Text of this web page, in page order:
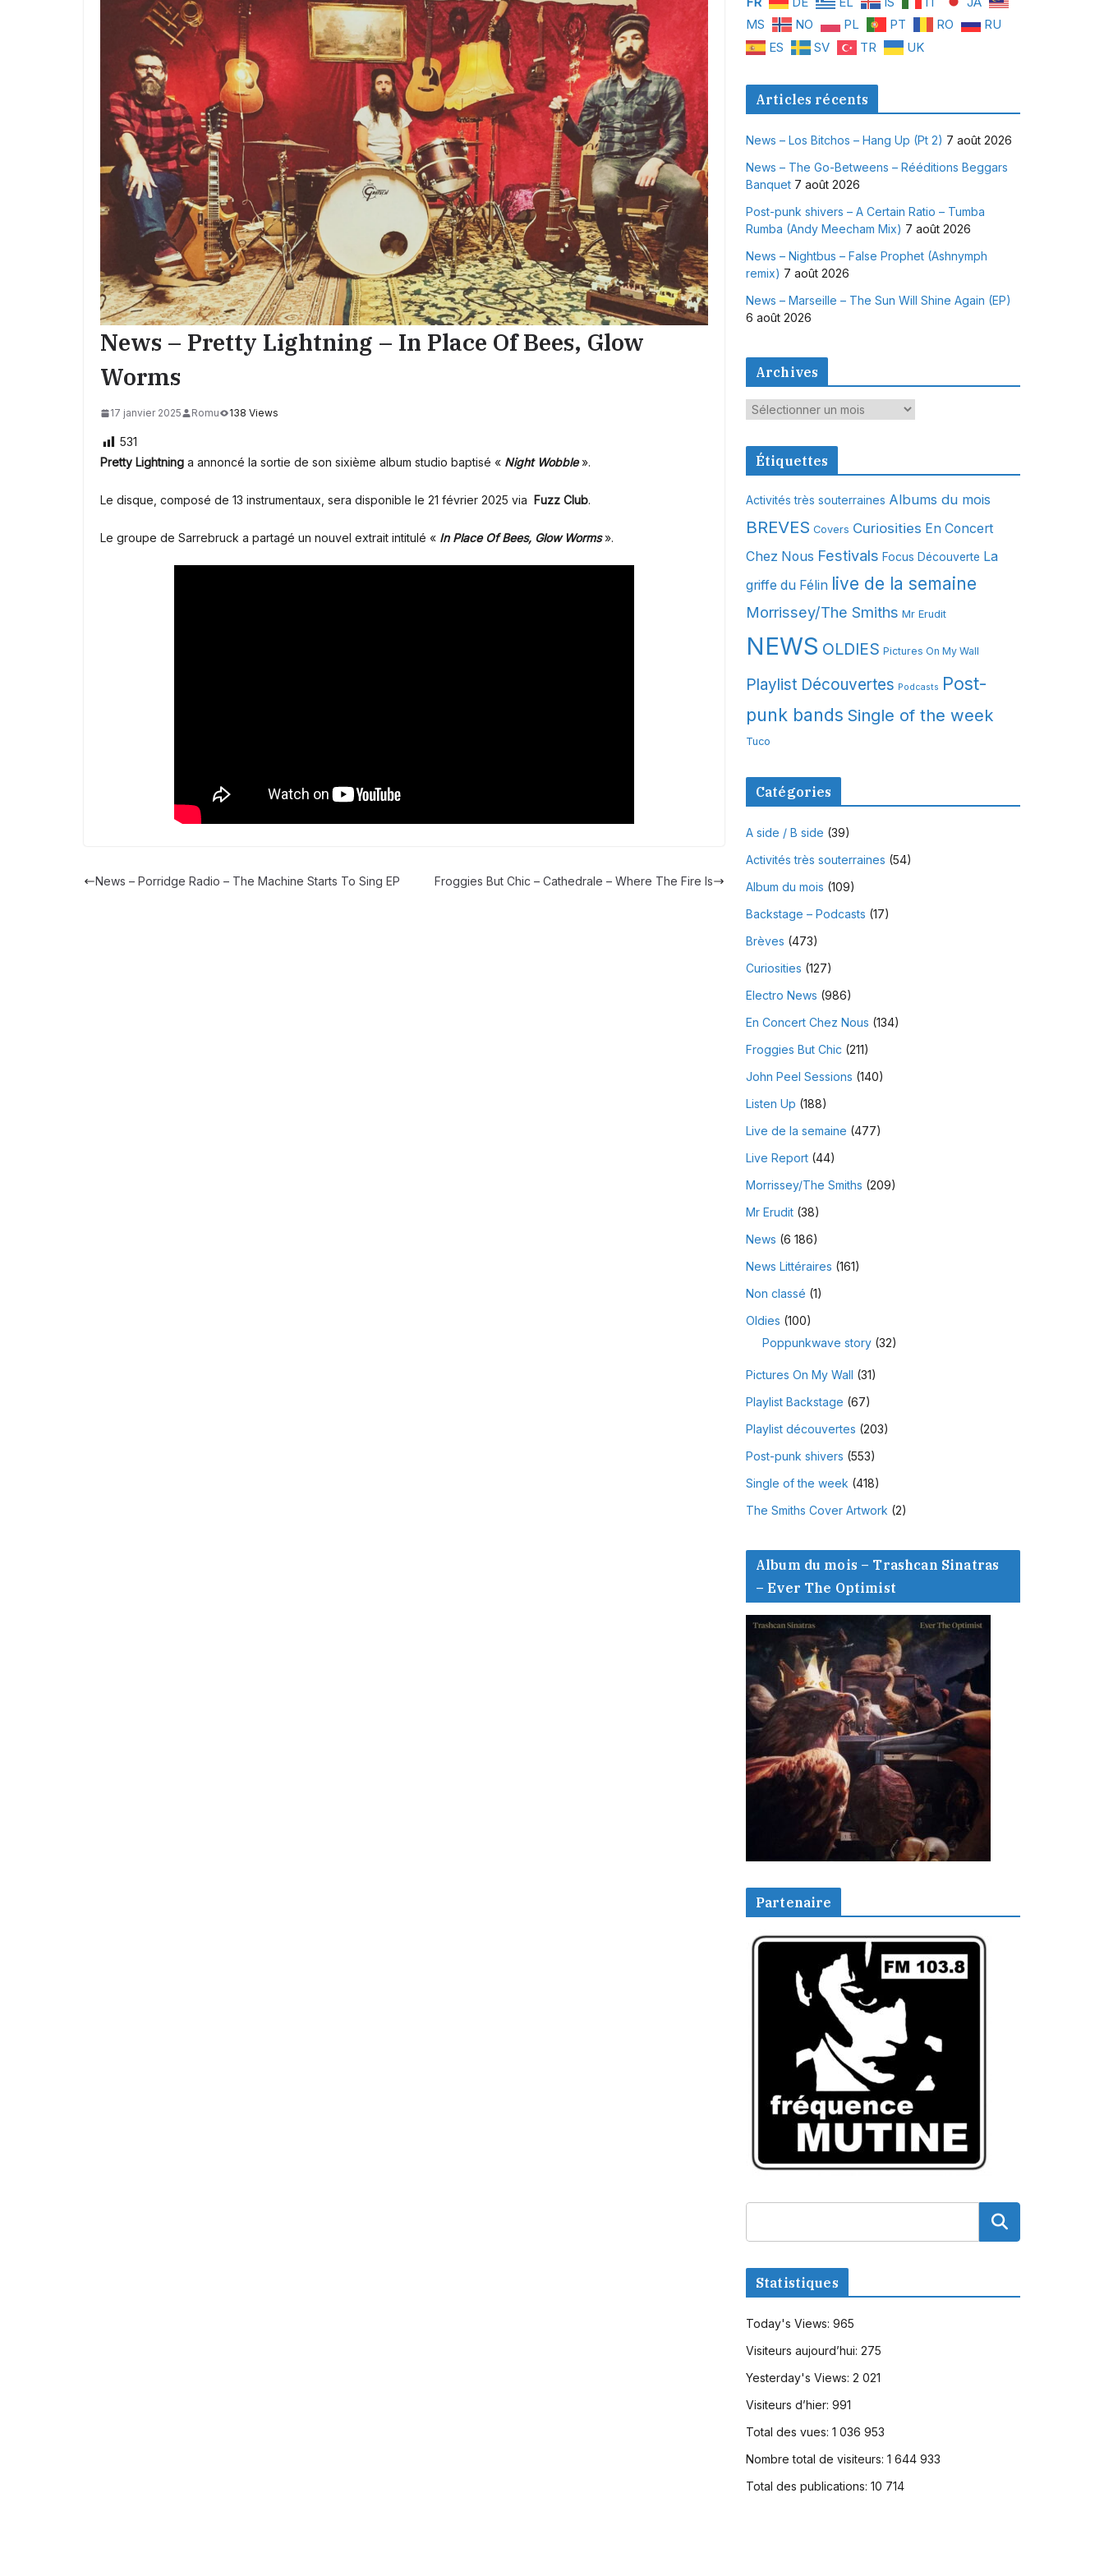
News – Pretty Lightning – In Place Of Bees, Glow
Worms
17 janvier 2025 Romu 138 Views
531
Pretty Lightning a annoncé la sortie de son sixième album studio baptisé « Night Wobble».
Le disque, composé de 13 instrumentaux, sera disponible le 21 février 2025 via Fuzz Club.
Le groupe de Sarrebruck a partagé un nouvel extrait intitulé « In Place Of Bees, Glow Worms».
News – Porridge Radio – The Machine Starts To Sing EP Froggies But Chic – Cathedrale – Where The Fire Is
MS
NO PL PT RO
RU
ES
SV TR UK
Articles récents
News – Los Bitchos – Hang Up (Pt 2) 7 août 2026
News – The Go-Betweens – Rééditions Beggars
Banquet 7 août 2026
Post-punk shivers – A Certain Ratio – Tumba
Rumba (Andy Meecham Mix) 7 août 2026
News – Nightbus – False Prophet (Ashnymph
remix) 7 août 2026
News – Marseille – The Sun Will Shine Again (EP)
6 août 2026
Archives
A
c
e
s
Étiquettes
Activités très souterraines Albums du mois
BREVES Covers Curiosities En Concert
Chez Nous Festivals Focus Découverte La
griffe du Félin live de la semaine
Morrissey/The Smiths Mr Erudit
NEWS OLDIES Pictures On My Wall
Playlist Découvertes Podcasts Post-
punk bands Single of the week
Tuco
Catégories
A side / B side (39)
Activités très souterraines (54)
Album du mois (109)
Backstage – Podcasts (17)
Brèves (473)
Curiosities (127)
Electro News (986)
En Concert Chez Nous (134)
Froggies But Chic (211)
John Peel Sessions (140)
Listen Up (188)
Live de la semaine (477)
Live Report(44)
Morrissey/The Smiths (209)
Mr Erudit(38)
News (6 186)
News Littéraires (161)
Non classé (1)
Oldies (100)
Poppunkwave story(32)
Pictures On My Wall (31)
Playlist Backstage (67)
Playlist découvertes (203)
Post-punk shivers (553)
Single of the week (418)
The Smiths Cover Artwork (2)
Album du mois – Trashcan Sinatras
– Ever The Optimist
Partenaire
Statistiques
Today's Views: 965
Visiteurs aujourd’hui: 275
Yesterday's Views: 2 021
Visiteurs d’hier: 991
Total des vues: 1 036 953
Nombre total de visiteurs: 1 644 933
Total des publications: 10 714